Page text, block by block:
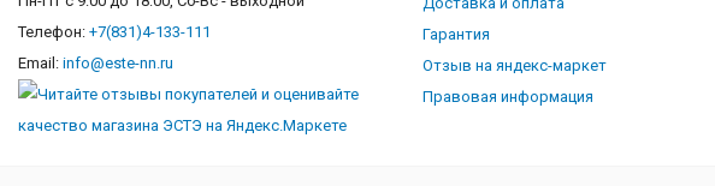
Телефон: +7(831)4-133-111
Email: info@este-nn.ru
Гарантия
Отзыв на яндекс-маркет
Правовая информация